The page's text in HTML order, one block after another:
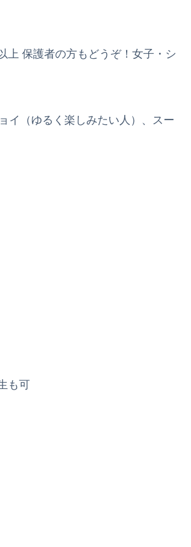
上 保護者の方もどうぞ！女子・シ
イ（ゆるく楽しみたい人）、スー
も可